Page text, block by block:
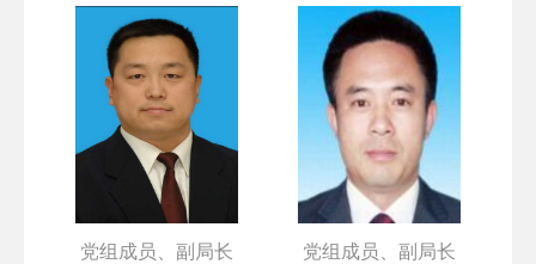
党组成员、副局长 党组成员、副局长